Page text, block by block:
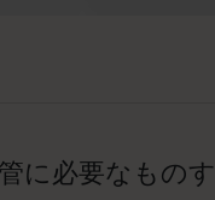
に必要なものす